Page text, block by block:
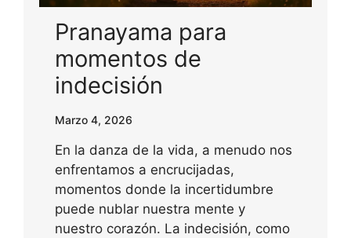
Pranayama para
momentos de
indecisión
Marzo 4, 2026
En la danza de la vida, a menudo nos
enfrentamos a encrucijadas,
momentos donde la incertidumbre
puede nublar nuestra mente y
nuestro corazón. La indecisión, como